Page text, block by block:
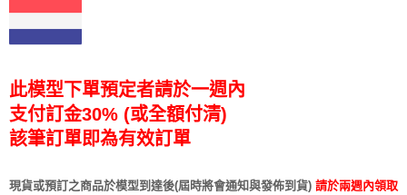
此模型下單預定者請於一週內
支付訂金30% (或全額付清)
該筆訂單即為有效訂單
現貨或預訂之商品於模型到達後(屆時將會通知與發佈到貨) 請於兩週內領取